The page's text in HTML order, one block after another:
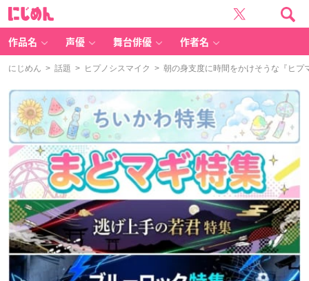
作品名 声優 舞台俳優 作者名
にじめん > 話題 > ヒプノシスマイク > 朝の身支度に時間をかけそうな『ヒプ